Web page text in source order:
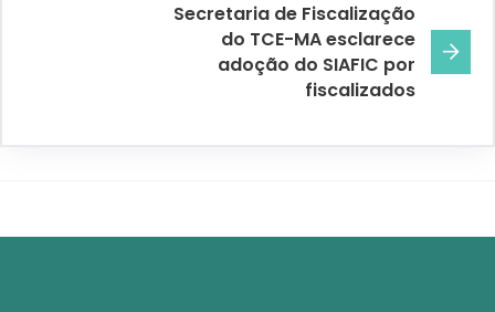
Secretaria de Fiscalização
do TCE-MA esclarece
adoção do SIAFIC por
fiscalizados